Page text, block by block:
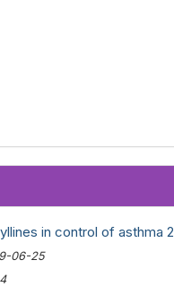
in control of asthma 2
06-25